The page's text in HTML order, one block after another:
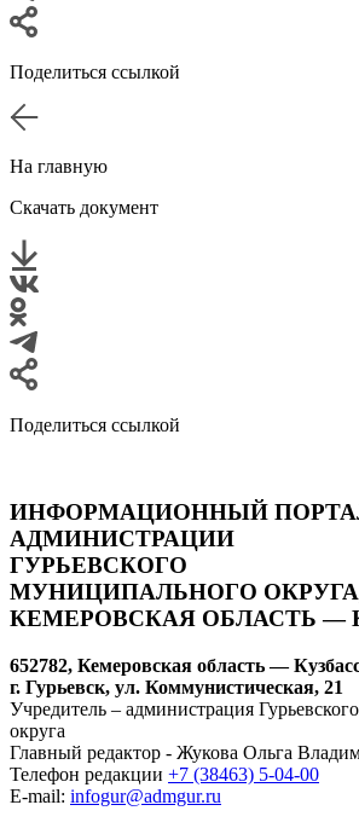
Поделиться ссылкой
На главную
Скачать документ
Поделиться ссылкой
ИНФОРМАЦИОННЫЙ
АДМИНИСТРАЦИИ
ГУРЬЕВСКОГО
МУНИЦИПАЛЬНОГО
КЕМЕРОВСКАЯ ОБЛАСТЬ —
652782, Кемеровская область —
г. Гурьевск, ул. Коммунистическая, 21
Учредитель – администрация
округа
Главный редактор - Жукова Ольга
Телефон редакции +7 (38463) 5-04-00
E-mail: infogur@admgur.ru